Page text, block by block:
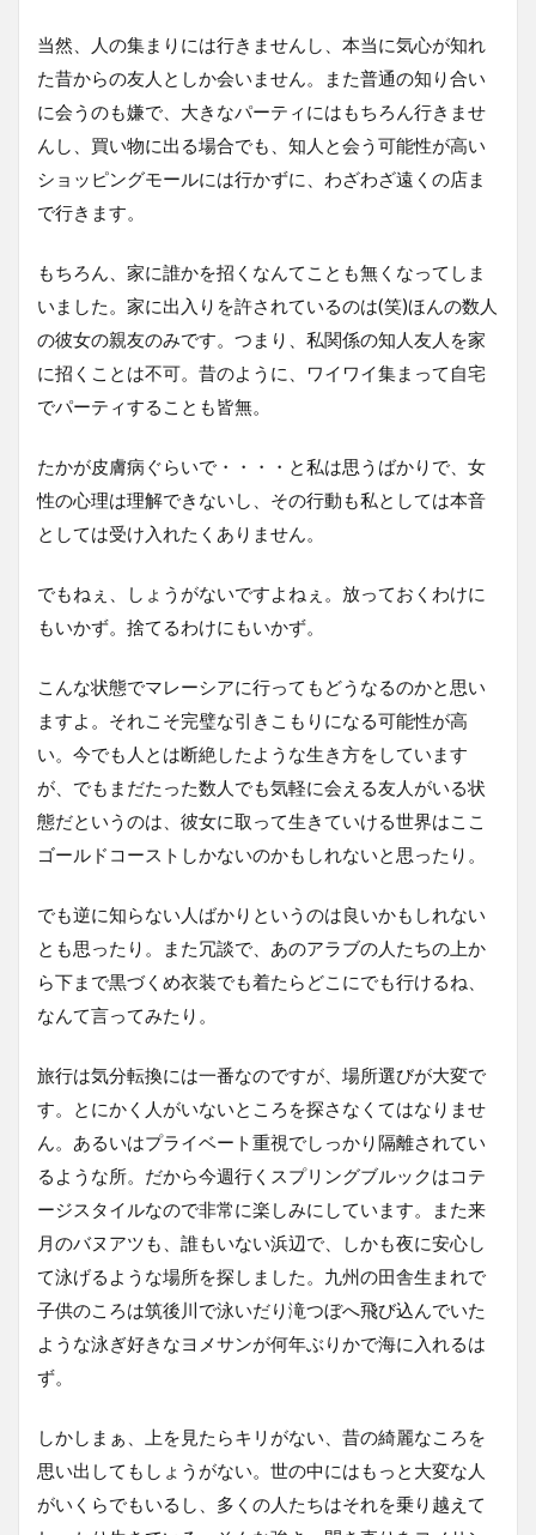
当然、人の集まりには行きませんし、本当に気心が知れ
た昔からの友人としか会いません。また普通の知り合い
に会うのも嫌で、大きなパーティにはもちろん行きませ
んし、買い物に出る場合でも、知人と会う可能性が高い
ショッピングモールには行かずに、わざわざ遠くの店ま
で行きます。
もちろん、家に誰かを招くなんてことも無くなってしま
いました。家に出入りを許されているのは(笑)ほんの数人
の彼女の親友のみです。つまり、私関係の知人友人を家
に招くことは不可。昔のように、ワイワイ集まって自宅
でパーティすることも皆無。
たかが皮膚病ぐらいで・・・・と私は思うばかりで、女
性の心理は理解できないし、その行動も私としては本音
としては受け入れたくありません。
でもねぇ、しょうがないですよねぇ。放っておくわけに
もいかず。捨てるわけにもいかず。
こんな状態でマレーシアに行ってもどうなるのかと思い
ますよ。それこそ完璧な引きこもりになる可能性が高
い。今でも人とは断絶したような生き方をしています
が、でもまだたった数人でも気軽に会える友人がいる状
態だというのは、彼女に取って生きていける世界はここ
ゴールドコーストしかないのかもしれないと思ったり。
でも逆に知らない人ばかりというのは良いかもしれない
とも思ったり。また冗談で、あのアラブの人たちの上か
ら下まで黒づくめ衣装でも着たらどこにでも行けるね、
なんて言ってみたり。
旅行は気分転換には一番なのですが、場所選びが大変で
す。とにかく人がいないところを探さなくてはなりませ
ん。あるいはプライベート重視でしっかり隔離されてい
るような所。だから今週行くスプリングブルックはコテ
ージスタイルなので非常に楽しみにしています。また来
月のバヌアツも、誰もいない浜辺で、しかも夜に安心し
て泳げるような場所を探しました。九州の田舎生まれで
子供のころは筑後川で泳いだり滝つぼへ飛び込んでいた
ような泳ぎ好きなヨメサンが何年ぶりかで海に入れるは
ず。
しかしまぁ、上を見たらキリがない、昔の綺麗なころを
思い出してもしょうがない。世の中にはもっと大変な人
がいくらでもいるし、多くの人たちはそれを乗り越えて